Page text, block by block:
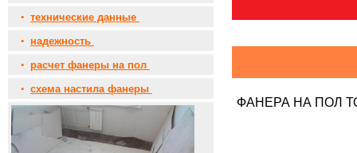
• технические данные
• надежность
• расчет фанеры на пол
• схема настила фанеры
ФАНЕРА НА ПОЛ